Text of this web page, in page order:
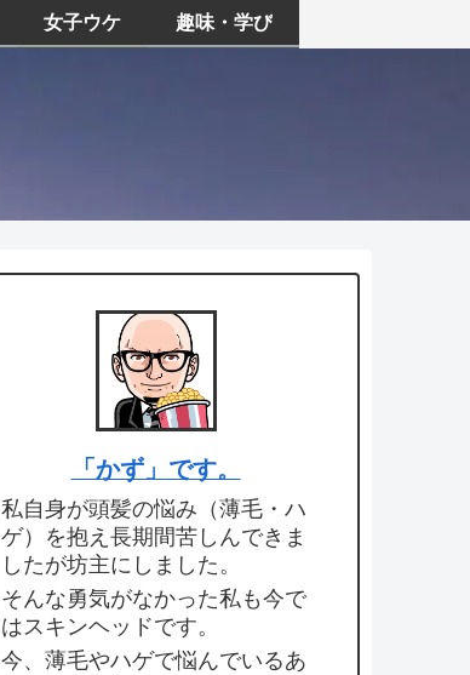
女子ウケ 趣味・学び
「かず」です。
私自身が頭髪の悩み（薄毛・ハ
ゲ）を抱え長期間苦しんできま
したが坊主にしました。
そんな勇気がなかった私も今で
はスキンヘッドです。
今、薄毛やハゲで悩んでいるあ